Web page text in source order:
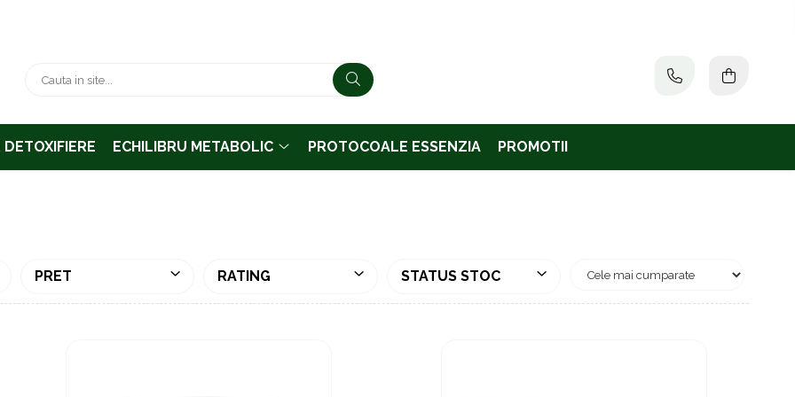
ECHILIBRU METABOLIC PROTOCOALE ESSENZIA PROMOTII
PRET RATING STATUS STOC